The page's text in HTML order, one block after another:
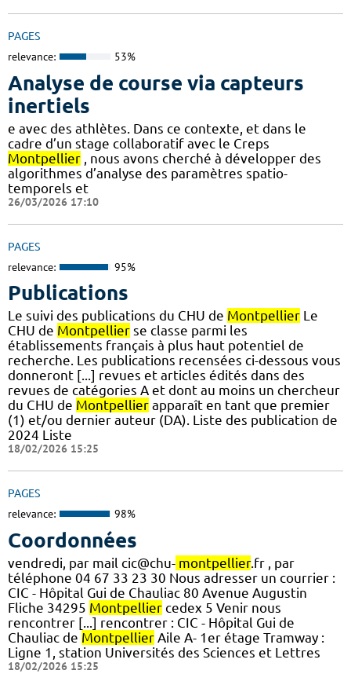
PAGES
relevance: 53%
Analyse de course via capteurs
inertiels
e avec des athlètes. Dans ce contexte, et dans le
cadre d’un stage collaboratif avec le Creps
Montpellier , nous avons cherché à développer des
algorithmes d’analyse des paramètres spatio-
temporels et
26/03/2026 17:10
PAGES
relevance: 95%
Publications
Le suivi des publications du CHU de Montpellier Le
CHU de Montpellier se classe parmi les
établissements français à plus haut potentiel de
recherche. Les publications recensées ci-dessous vous
donneront [...] revues et articles édités dans des
revues de catégories A et dont au moins un chercheur
du CHU de Montpellier apparaît en tant que premier
(1) et/ou dernier auteur (DA). Liste des publication de
2024 Liste
18/02/2026 15:25
PAGES
relevance: 98%
Coordonnées
vendredi, par mail cic@chu- montpellier.fr , par
téléphone 04 67 33 23 30 Nous adresser un courrier :
CIC - Hôpital Gui de Chauliac 80 Avenue Augustin
Fliche 34295 Montpellier cedex 5 Venir nous
rencontrer [...] rencontrer : CIC - Hôpital Gui de
Chauliac de Montpellier Aile A- 1er étage Tramway :
Ligne 1, station Universités des Sciences et Lettres
18/02/2026 15:25